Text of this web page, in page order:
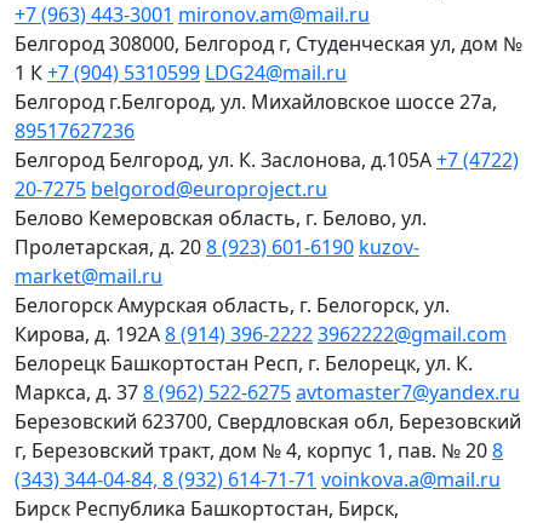
+7 (963) 443-3001 mironov.am@mail.ru
Белгород308000, Белгород г, Студенческая ул, дом №
1 К+7 (904) 5310599 LDG24@mail.ru
Белгород г.Белгород, ул. Михайловское шоссе 27а,
89517627236
Белгород Белгород, ул. К. Заслонова, д.105А+7 (4722)
20-7275 belgorod@europroject.ru
Белово Кемеровская область, г. Белово, ул.
Пролетарская, д. 208 (923) 601-6190 kuzov-
market@mail.ru
БелогорскАмурская область, г. Белогорск, ул.
Кирова, д. 192А8 (914) 396-22223962222@gmail.com
Белорецк Башкортостан Респ, г. Белорецк, ул. К.
Маркса, д. 378 (962) 522-6275avtomaster7@yandex.ru
Березовский 623700, Свердловская обл, Березовский
г, Березовский тракт, дом № 4, корпус 1, пав. № 208
(343) 344-04-84, 8 (932) 614-71-71 voinkova.a@mail.ru
Бирск Республика Башкортостан, Бирск,